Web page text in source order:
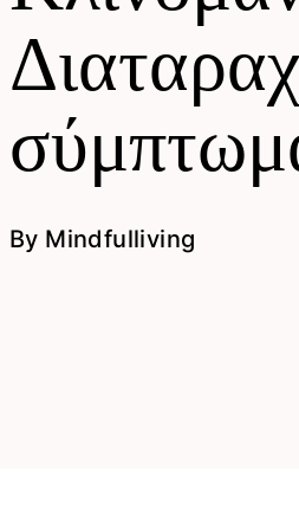
By Mindfulliving